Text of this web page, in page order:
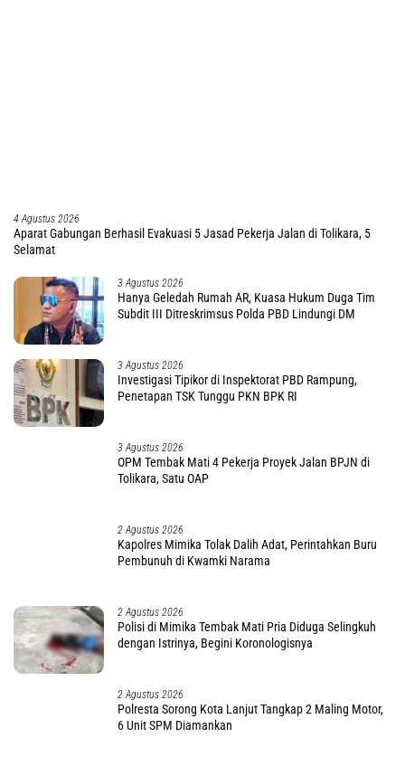
4 Agustus 2026
Aparat Gabungan Berhasil Evakuasi 5 Jasad Pekerja Jalan di Tolikara, 5
Selamat
3 Agustus 2026
Hanya Geledah Rumah AR, Kuasa Hukum Duga Tim
Subdit III Ditreskrimsus Polda PBD Lindungi DM
3 Agustus 2026
Investigasi Tipikor di Inspektorat PBD Rampung,
Penetapan TSK Tunggu PKN BPK RI
3 Agustus 2026
OPM Tembak Mati 4 Pekerja Proyek Jalan BPJN di
Tolikara, Satu OAP
2 Agustus 2026
Kapolres Mimika Tolak Dalih Adat, Perintahkan Buru
Pembunuh di Kwamki Narama
2 Agustus 2026
Polisi di Mimika Tembak Mati Pria Diduga Selingkuh
dengan Istrinya, Begini Koronologisnya
2 Agustus 2026
Polresta Sorong Kota Lanjut Tangkap 2 Maling Motor,
6 Unit SPM Diamankan